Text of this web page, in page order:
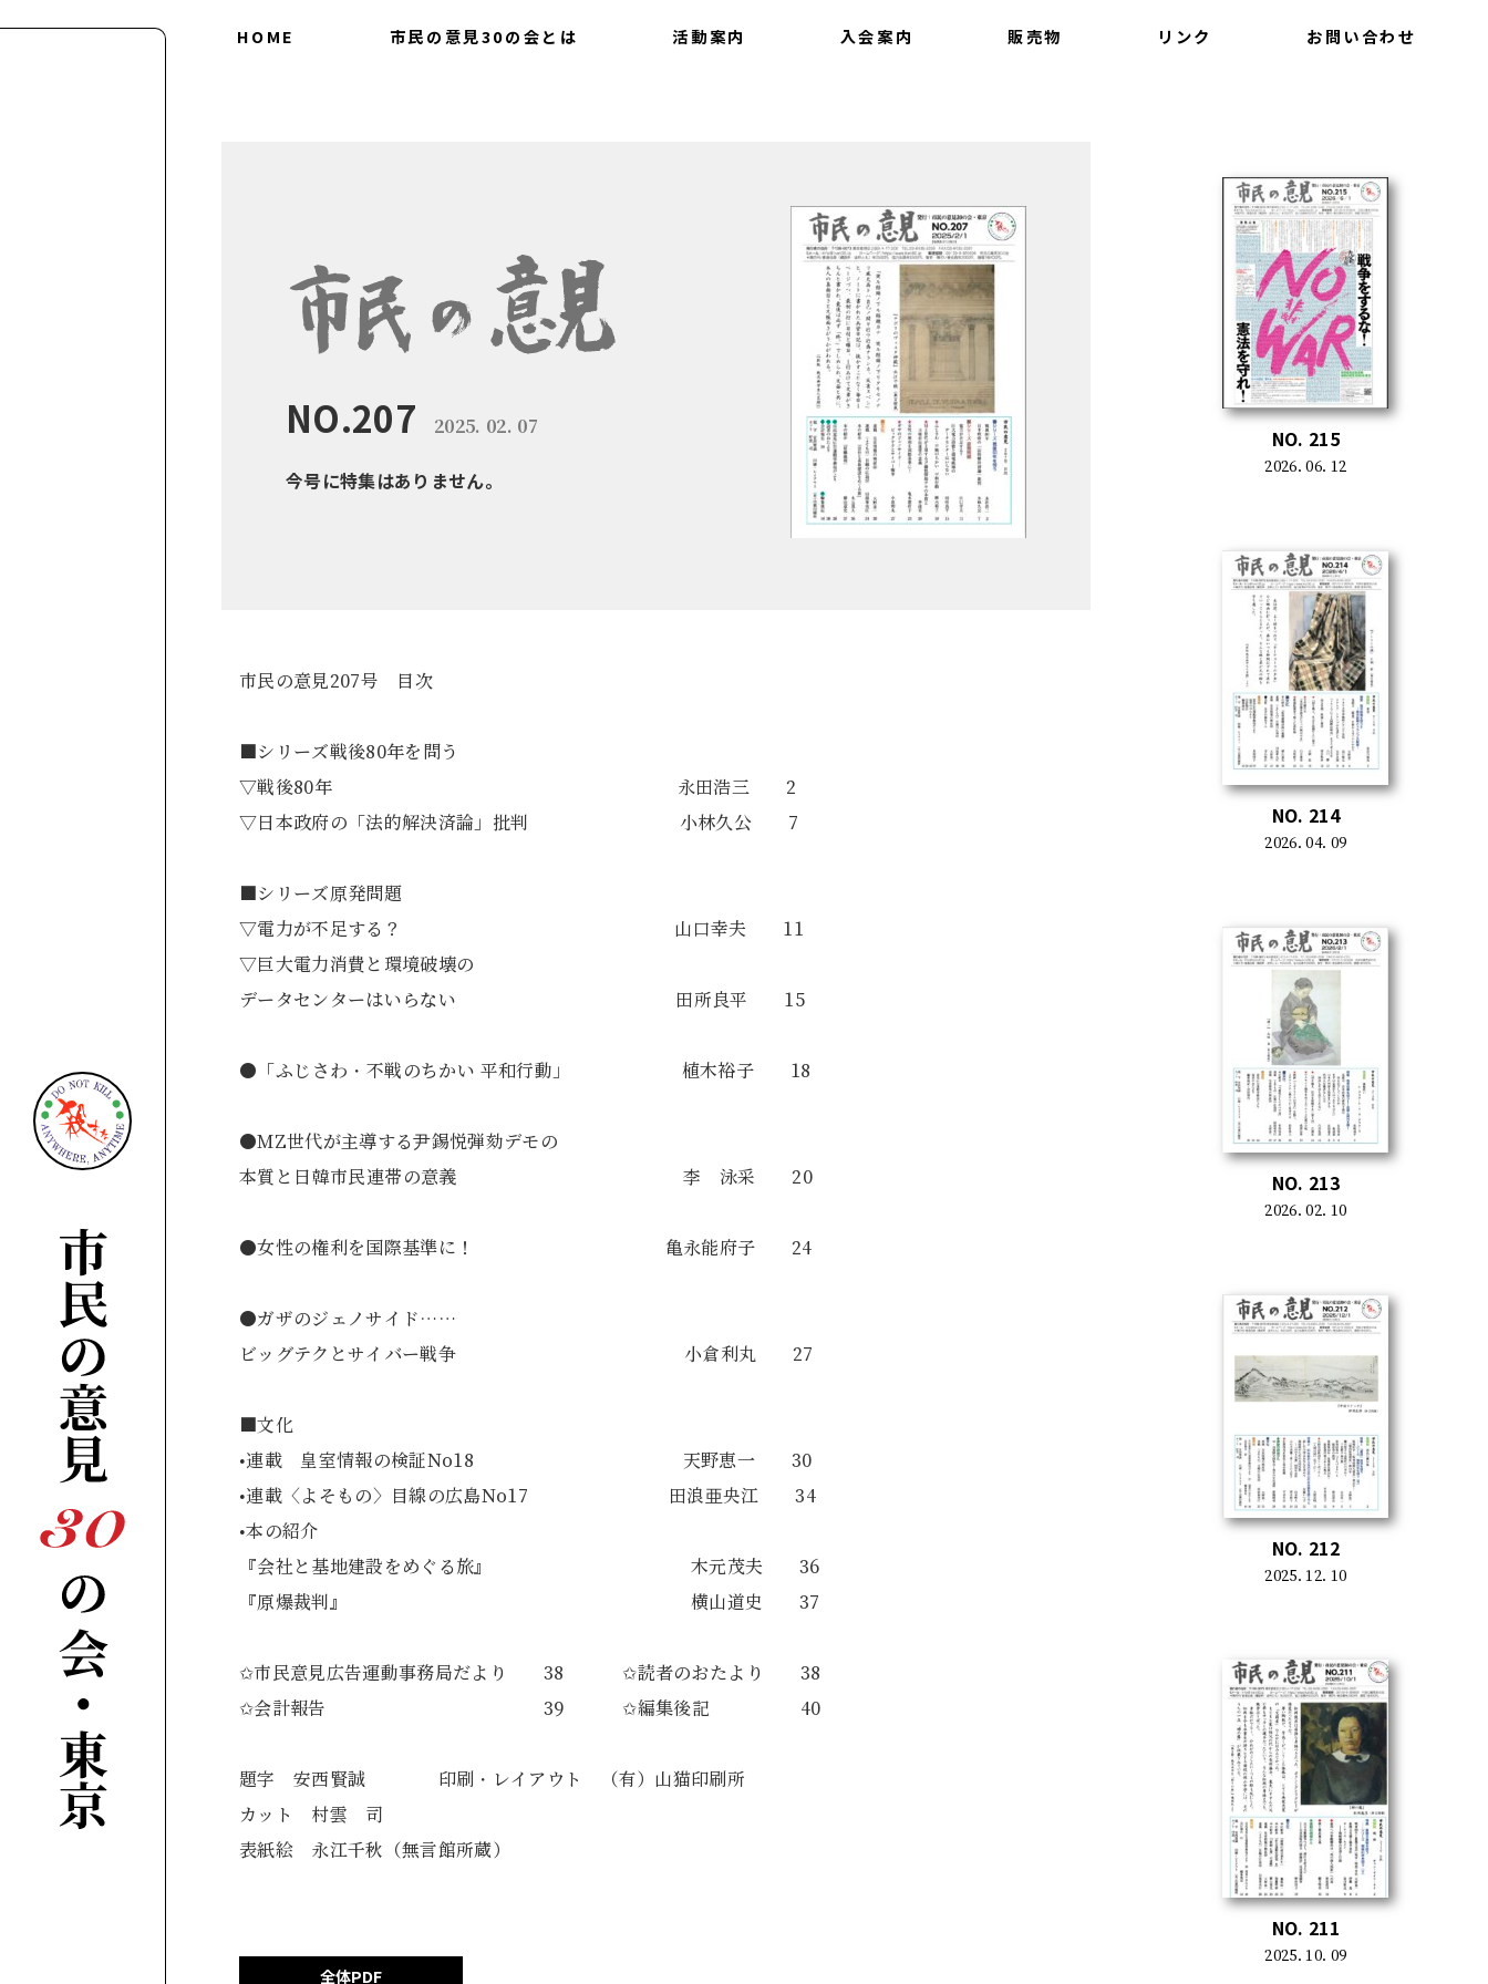
HOME 市民の意見30の会とは 活動案内 入会案内 販売物 リンク お問い合わせ
NO.207 2025. 02. 07
今号に特集はありません。
市民の意見207号 目次
■シリーズ戦後80年を問う
▽戦後80年 永田浩三 2
▽日本政府の「法的解決済論」批判 小林久公 7
■シリーズ原発問題
▽電力が不足する？ 山口幸夫 11
▽巨大電力消費と環境破壊の
データセンターはいらない 田所良平 15
●「ふじさわ・不戦のちかい 平和行動」 植木裕子 18
●MZ世代が主導する尹錫悦弾劾デモの
本質と日韓市民連帯の意義 李 泳采 20
●女性の権利を国際基準に！ 亀永能府子 24
●ガザのジェノサイド……
ビッグテクとサイバー戦争 小倉利丸 27
■文化
•連載 皇室情報の検証No18 天野恵一 30
•連載〈よそもの〉目線の広島No17 田浪亜央江 34
•本の紹介
『会社と基地建設をめぐる旅』 木元茂夫 36
『原爆裁判』 横山道史 37
✩市民意見広告運動事務局だより 38 ✩読者のおたより 38
✩会計報告 39 ✩編集後記 40
題字 安西賢誠 印刷・レイアウト （有）山猫印刷所
カット 村雲 司
表紙絵 永江千秋（無言館所蔵）
全体PDF
NO. 215
2026. 06. 12
NO. 214
2026. 04. 09
NO. 213
2026. 02. 10
NO. 212
2025. 12. 10
NO. 211
2025. 10. 09